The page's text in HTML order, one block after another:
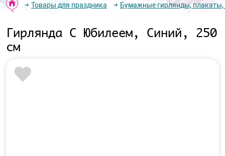
Товары для праздника Бумажные гирлянды,
Гирлянда С Юбилеем, Синий, 250
см